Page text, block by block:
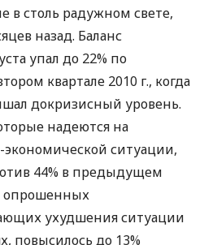
в столь радужном свете,
назад. Баланс
упал до 22% по
квартале 2010 г., когда
докризисный уровень.
надеются на
ситуации,
44% в предыдущем
опрошенных
ухудшения ситуации
повысилось до 13%